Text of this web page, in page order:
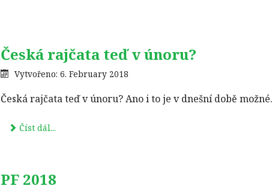
Česká rajčata teď v únoru?
Vytvořeno: 6. February 2018
Česká rajčata teď v únoru? Ano i to je v dnešní době možné.
Číst dál...
PF 2018